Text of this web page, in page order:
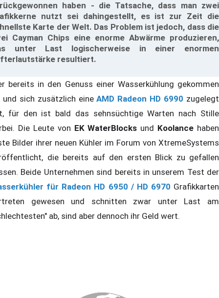
haben - die Tatsache, dass man zwei
nutzt sei dahingestellt, es ist zur Zeit die
Karte der Welt. Das Problem ist jedoch, dass die
Cayman Chips eine enorme Abwärme produzieren,
unter Last logischerweise in einer enormen
resultiert.
bereits in den Genuss einer Wasserkühlung gekommen
sich zusätzlich eineAMD Radeon HD 6990 zugelegt
für den ist bald das sehnsüchtige Warten nach Stille
Die Leute von EK WaterBlocks und Koolance haben
Bilder ihrer neuen Kühler im Forum von XtremeSystems
die bereits auf den ersten Blick zu gefallen
Beide Unternehmen sind bereits in unserem Test der
für Radeon HD 6950 / HD 6970 Grafikkarten
gewesen und schnitten zwar unter Last am
ab, sind aber dennoch ihr Geld wert.